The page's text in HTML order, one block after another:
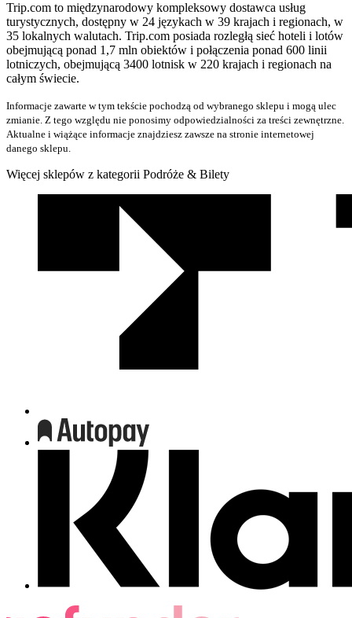
Trip.com to międzynarodowy kompleksowy dostawca usług
turystycznych, dostępny w 24 językach w 39 krajach i regionach, w
35 lokalnych walutach. Trip.com posiada rozległą sieć hoteli i lotów
obejmującą ponad 1,7 mln obiektów i połączenia ponad 600 linii
lotniczych, obejmującą 3400 lotnisk w 220 krajach i regionach na
całym świecie.
Informacje zawarte w tym tekście pochodzą od wybranego sklepu i mogą ulec
zmianie. Z tego względu nie ponosimy odpowiedzialności za treści zewnętrzne.
Aktualne i wiążące informacje znajdziesz zawsze na stronie internetowej
danego sklepu.
Więcej sklepów z kategorii Podróże & Bilety